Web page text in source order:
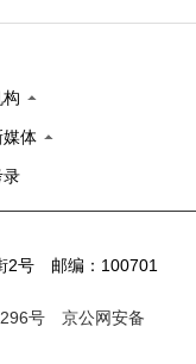
体
录
2号 邮编：100701
号
京公网安备